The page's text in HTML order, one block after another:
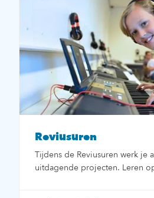
Reviusuren
Tijdens de Reviusuren werk je
uitdagende projecten. Leren